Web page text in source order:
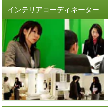
インテリアコーディネーター